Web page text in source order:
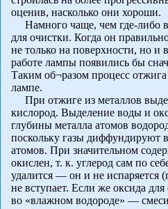
оценив, насколько они хороши.
Намного чаще, чем где-либо
для очистки. Когда он
не только на поверхности, но и
работе лампы появились бы
Таким об¬разом процесс
лампе.
При отжиге из металлов
кислород. Выделение воды и
глубины металла атомов
поскольку газы диффундируют
атомов. При значительном
окислен, т. к. углерод сам по
удалится — он и не испаряется
не вступает. Если же оксида
во «влажном водороде» —